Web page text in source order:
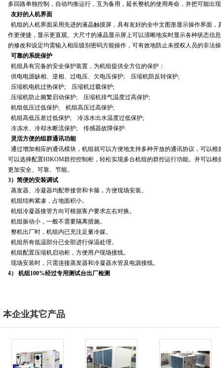
多回路单独控制，自动均衡运行，互为备用，延长整机的使用寿命，并把可能
友好的人机界面
机组的人机界面采用先进的液晶触摸屏，具有友好的全中文图形显示操作界面
作更便捷，显示更直观。大尺寸的液晶显示屏上可以清晰地实时显示各种状态
的修改和设定均需输入相应级别密码方能操作，可有效地防止未授权人员的非
可靠的系统保护
机组具有完备的安全保护装置，为机组提供全方位的保护：
供电电源缺相、逆相、过电压、欠电压保护; 压缩机防反转保护;
压缩机电机过热保护; 压缩机过载保护;
压缩机防止频繁启动保护; 压缩机排气温度过高保护;
机组低压过低保护; 机组高压过高保护;
机组高低压差过低保护; 冷冻水出水温度过低保护;
冷冻水、冷却水断流保护; 传感器故障保护.
灵活方便的组群通讯功能
通过增加相应的通讯模块，机组就可以方便地支持多种开放的通讯协议，可以
可以选择配置HIKOM群控控制柜，轻松实现多台机组的群控运行功能。并可以
更加安全、可靠、节能。
3）简便的安装调试
蒸发器、冷凝器均配带接管和卡箍，方便现场安装。
机组结构紧凑，占地面积小。
机组冷凝器接管方向可根据客户要求左右对换。
机组振动小，一般不需要隔离措施。
整机出厂时，机组内已充注足量冷媒。
机组所有低温部分已全部进行保温处理。
机组配置压缩机启动柜，方便用户现场接线。
现场安装时，只需连接蒸发器和冷凝器水管及电源接线。
4） 机组100%经过专用测试台出厂检测
本企业其它产品